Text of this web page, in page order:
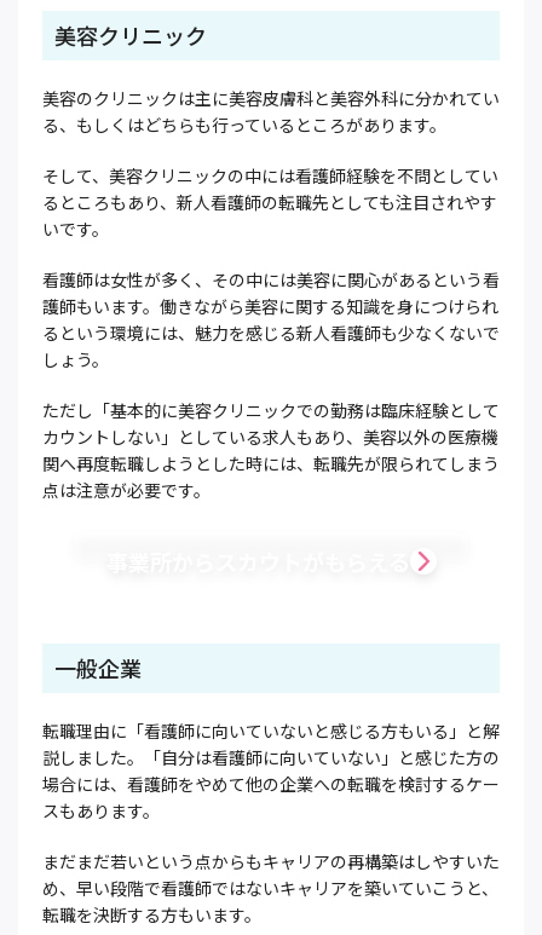
美容クリニック
美容のクリニックは主に美容皮膚科と美容外科に分かれてい
る、もしくはどちらも行っているところがあります。
そして、美容クリニックの中には看護師経験を不問としてい
るところもあり、新人看護師の転職先としても注目されやす
いです。
看護師は女性が多く、その中には美容に関心があるという看
護師もいます。働きながら美容に関する知識を身につけられ
るという環境には、魅力を感じる新人看護師も少なくないで
しょう。
ただし「基本的に美容クリニックでの勤務は臨床経験として
カウントしない」としている求人もあり、美容以外の医療機
関へ再度転職しようとした時には、転職先が限られてしまう
点は注意が必要です。
一般企業
転職理由に「看護師に向いていないと感じる方もいる」と解
説しました。「自分は看護師に向いていない」と感じた方の
場合には、看護師をやめて他の企業への転職を検討するケー
スもあります。
まだまだ若いという点からもキャリアの再構築はしやすいた
め、早い段階で看護師ではないキャリアを築いていこうと、
転職を決断する方もいます。